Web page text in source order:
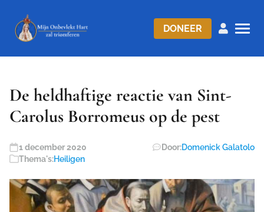
DONEER
De heldhaftige reactie van Sint-
Carolus Borromeus op de pest
1 december 2020 Door:Domenick Galatolo
Thema's:Heiligen